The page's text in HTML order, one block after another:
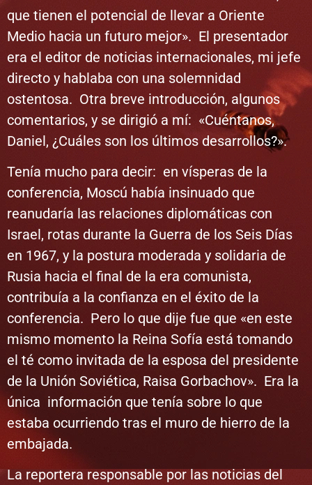
que tienen el potencial de llevar a Oriente
Medio hacia un futuro mejor». El presentador
era el editor de noticias internacionales, mi jefe
directo y hablaba con una solemnidad
ostentosa. Otra breve introducción, algunos
comentarios, y se dirigió a mí: «Cuéntanos,
Daniel, ¿Cuáles son los últimos desarrollos?».
Tenía mucho para decir: en vísperas de la
conferencia, Moscú había insinuado que
reanudaría las relaciones diplomáticas con
Israel, rotas durante la Guerra de los Seis Días
en 1967, y la postura moderada y solidaria de
Rusia hacia el final de la era comunista,
contribuía a la confianza en el éxito de la
conferencia. Pero lo que dije fue que «en este
mismo momento la Reina Sofía está tomando
el té como invitada de la esposa del presidente
de la Unión Soviética, Raisa Gorbachov». Era la
única información que tenía sobre lo que
estaba ocurriendo tras el muro de hierro de la
embajada.
La reportera responsable por las noticias del